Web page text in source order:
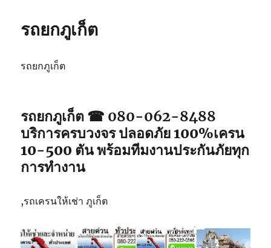
รถยกภูเก็ต
รถยกภูเก็ต
รถยกภูเก็ต ☎ 080-062-8488
บริการครบวงจร ปลอดภัย 100%เครน
10-500 ตัน พร้อมทีมงานประกันภัยทุก
การทำงาน
,รถเครนให้เช่า ภูเก็ต